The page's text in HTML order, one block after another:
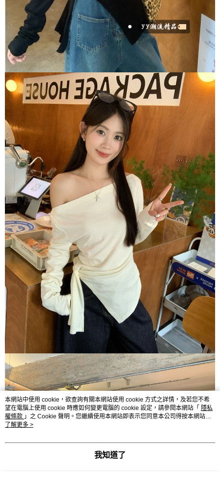
本網站中使用 cookie，欲查詢有關本網站使用 cookie 方式之詳情，及若您不希
望在電腦上使用 cookie 時應如何變更電腦的 cookie 設定，請參閱本網站「 隱私
權條款 」之 Cookie 聲明。您繼續使用本網站即表示您同意本公司得按本網站使
用條款之 Cookie 聲明使用 cookie。
了解更多 >
我知道了